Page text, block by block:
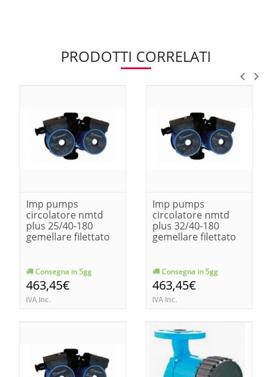
PRODOTTI CORRELATI
Imp pumps
circolatore nmtd
plus 25/40-180
gemellare filettato
Consegna in 5gg
463,45€
IVA Inc.
Imp pumps
circolatore nmtd
plus 32/40-180
gemellare filettato
Consegna in 5gg
463,45€
IVA Inc.